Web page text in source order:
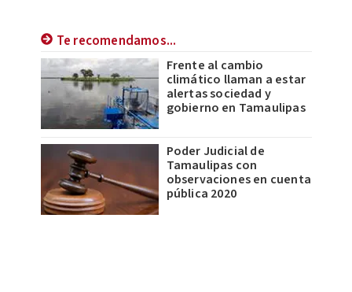
Te recomendamos...
Frente al cambio
climático llaman a estar
alertas sociedad y
gobierno en Tamaulipas
Poder Judicial de
Tamaulipas con
observaciones en cuenta
pública 2020